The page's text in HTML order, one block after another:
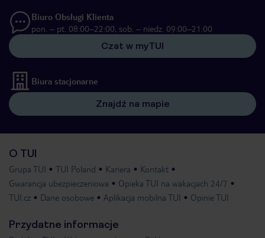
Biuro Obsługi Klienta
pon. – pt. 08:00–22:00, sob. – niedz. 09:00–21:00
Czat w myTUI
Biura stacjonarne
Znajdź na mapie
O TUI
Grupa TUI TUI Poland Kariera
Kontakt
Gwarancja ubezpieczeniowa
Opieka TUI na wakacjach 24/7
TUI.cz
Dane osobowe Aplikacja mobilna TUI Opinie TUI
Przydatne informacje